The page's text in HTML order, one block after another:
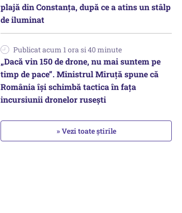
plajă din Constanța, după ce a atins un stâlp
de iluminat
Publicat acum 1 ora si 40 minute
„Dacă vin 150 de drone, nu mai suntem pe
timp de pace”. Ministrul Miruţă spune că
România își schimbă tactica în fața
incursiunii dronelor rusești
» Vezi toate știrile